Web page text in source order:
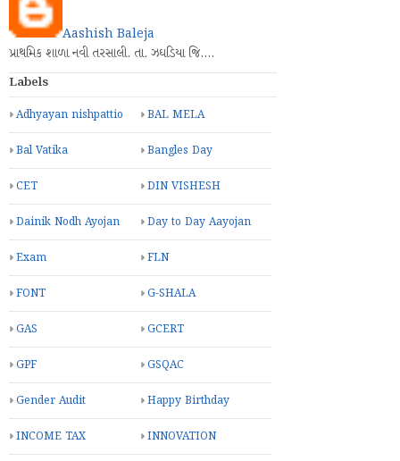
Aashish Baleja
પ્રાથમિક શાળા નવી તરસાલી. તા. ઝઘડિયા જિ.…
Labels
Adhyayan nishpattio BAL MELA
Bal Vatika Bangles Day
CET DIN VISHESH
Dainik Nodh Ayojan Day to Day Aayojan
Exam FLN
FONT G-SHALA
GAS GCERT
GPF GSQAC
Gender Audit Happy Birthday
INCOME TAX INNOVATION